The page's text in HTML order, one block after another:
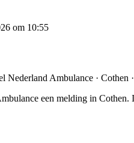
om 10:55
Nederland Ambulance · Cothen
een melding in Cothen.